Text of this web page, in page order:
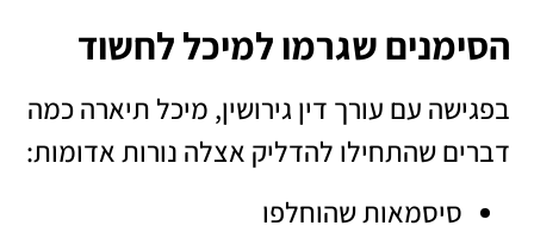
הסימנים שגרמו למיכל לחשוד
בפגישה עם עורך דין גירושין, מיכל תיארה כמה
דברים שהתחילו להדליק אצלה נורות אדומות:
סיסמאות שהוחלפו